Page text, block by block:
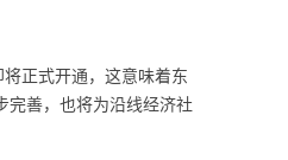
正式开通，这意味着东
完善，也将为沿线经济社